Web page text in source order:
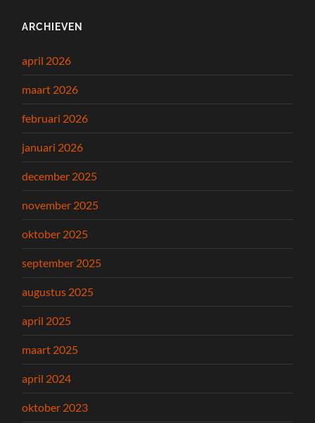
ARCHIEVEN
april 2026
maart 2026
februari 2026
januari 2026
december 2025
november 2025
oktober 2025
september 2025
augustus 2025
april 2025
maart 2025
april 2024
oktober 2023